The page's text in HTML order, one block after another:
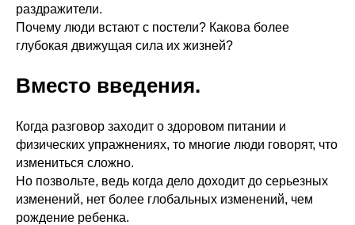
раздражители.
Почему люди встают с постели? Какова более
глубокая движущая сила их жизней?
Вместо введения.
Когда разговор заходит о здоровом питании и
физических упражнениях, то многие люди говорят, что
измениться сложно.
Но позвольте, ведь когда дело доходит до серьезных
изменений, нет более глобальных изменений, чем
рождение ребенка.